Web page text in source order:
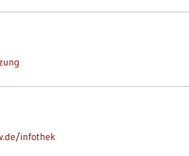
infothek